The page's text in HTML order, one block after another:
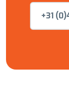
+31